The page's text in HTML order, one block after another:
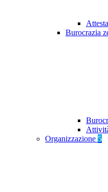
Burocrazia
Organizzazione 5